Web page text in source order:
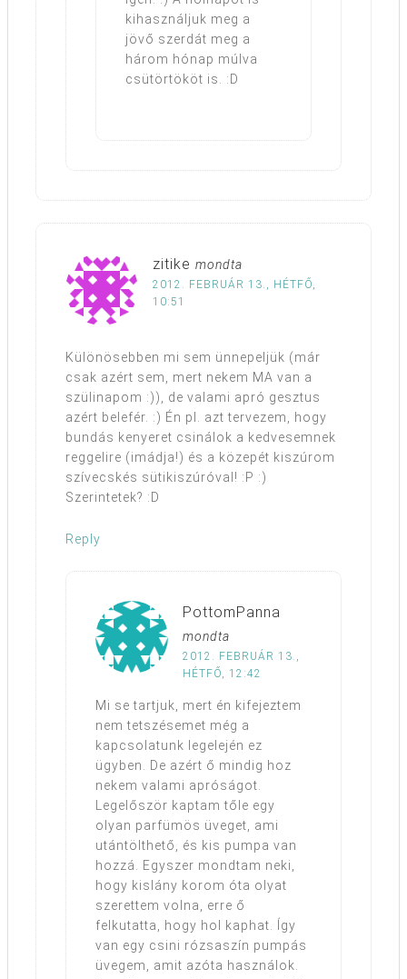
kihasználjuk meg a
jövő szerdát meg a
három hónap múlva
csütörtököt is. :D
zitike mondta
2012. FEBRUÁR 13., HÉTFŐ,
10:51
Különösebben mi sem ünnepeljük (már
csak azért sem, mert nekem MA van a
szülinapom :)), de valami apró gesztus
azért belefér. :) Én pl. azt tervezem, hogy
bundás kenyeret csinálok a kedvesemnek
reggelire (imádja!) és a közepét kiszúrom
szívecskés sütikiszúróval! :P :)
Szerintetek? :D
Reply
PottomPanna
mondta
2012. FEBRUÁR 13.,
HÉTFŐ, 12:42
Mi se tartjuk, mert én kifejeztem
nem tetszésemet még a
kapcsolatunk legelején ez
ügyben. De azért ő mindig hoz
nekem valami apróságot.
Legelőször kaptam tőle egy
olyan parfümös üveget, ami
utántölthető, és kis pumpa van
hozzá. Egyszer mondtam neki,
hogy kislány korom óta olyat
szerettem volna, erre ő
felkutatta, hogy hol kaphat. Így
van egy csini rózsaszín pumpás
üvegem, amit azóta használok.